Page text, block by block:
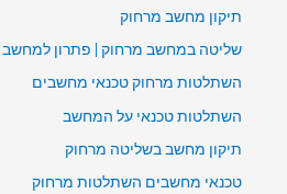
תיקון מחשב מרחוק
שליטה במחשב מרחוק | פתרון למחשב ב 99 ₪
השתלטות מרחוק טכנאי מחשבים
השתלטות טכנאי על המחשב
תיקון מחשב בשליטה מרחוק
טכנאי מחשבים השתלטות מרחוק